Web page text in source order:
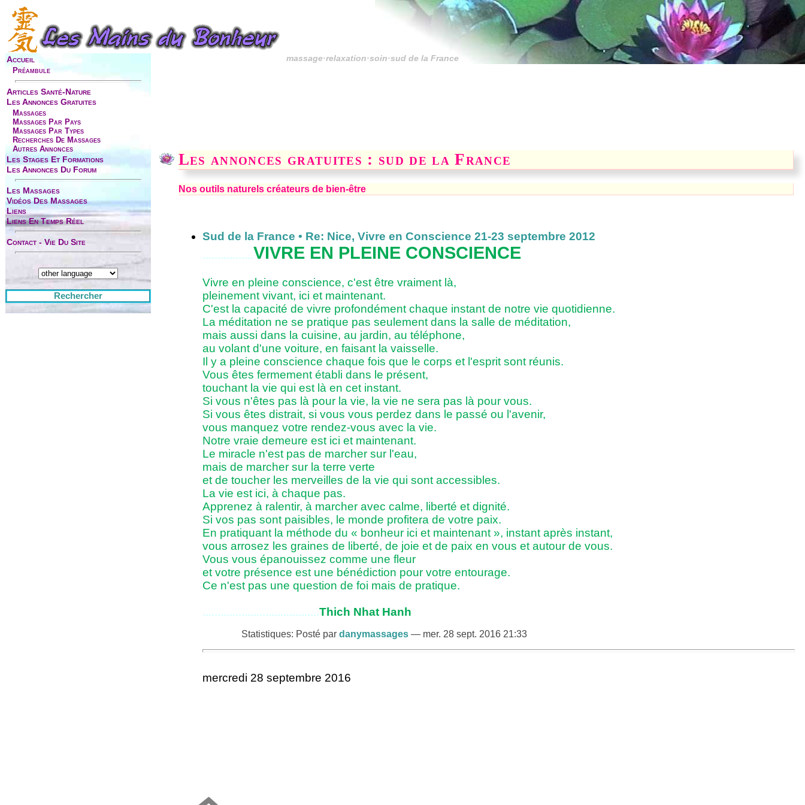
massage·relaxation·soin·sud de la France
Accueil
Préambule
Articles Santé-Nature
Les Annonces Gratuites
Massages
Massages Par Pays
Massages Par Types
Recherches De Massages
Autres Annonces
Les Stages Et Formations
Les Annonces Du Forum
Les Massages
Vidéos Des Massages
Liens
Liens En Temps Réel
Contact - Vie Du Site
Rechercher
Les annonces gratuites : sud de la France
Nos outils naturels créateurs de bien-être
Sud de la France • Re: Nice, Vivre en Conscience 21-23 septembre 2012
.................VIVRE EN PLEINE CONSCIENCE
Vivre en pleine conscience, c'est être vraiment là,
pleinement vivant, ici et maintenant.
C'est la capacité de vivre profondément chaque instant de notre vie quotidienne.
La méditation ne se pratique pas seulement dans la salle de méditation,
mais aussi dans la cuisine, au jardin, au téléphone,
au volant d'une voiture, en faisant la vaisselle.
Il y a pleine conscience chaque fois que le corps et l'esprit sont réunis.
Vous êtes fermement établi dans le présent,
touchant la vie qui est là en cet instant.
Si vous n'êtes pas là pour la vie, la vie ne sera pas là pour vous.
Si vous êtes distrait, si vous vous perdez dans le passé ou l'avenir,
vous manquez votre rendez-vous avec la vie.
Notre vraie demeure est ici et maintenant.
Le miracle n'est pas de marcher sur l'eau,
mais de marcher sur la terre verte
et de toucher les merveilles de la vie qui sont accessibles.
La vie est ici, à chaque pas.
Apprenez à ralentir, à marcher avec calme, liberté et dignité.
Si vos pas sont paisibles, le monde profitera de votre paix.
En pratiquant la méthode du « bonheur ici et maintenant », instant après instant,
vous arrosez les graines de liberté, de joie et de paix en vous et autour de vous.
Vous vous épanouissez comme une fleur
et votre présence est une bénédiction pour votre entourage.
Ce n'est pas une question de foi mais de pratique.
.......................................Thich Nhat Hanh
Statistiques: Posté par danymassages— mer. 28 sept. 2016 21:33
mercredi 28 septembre 2016